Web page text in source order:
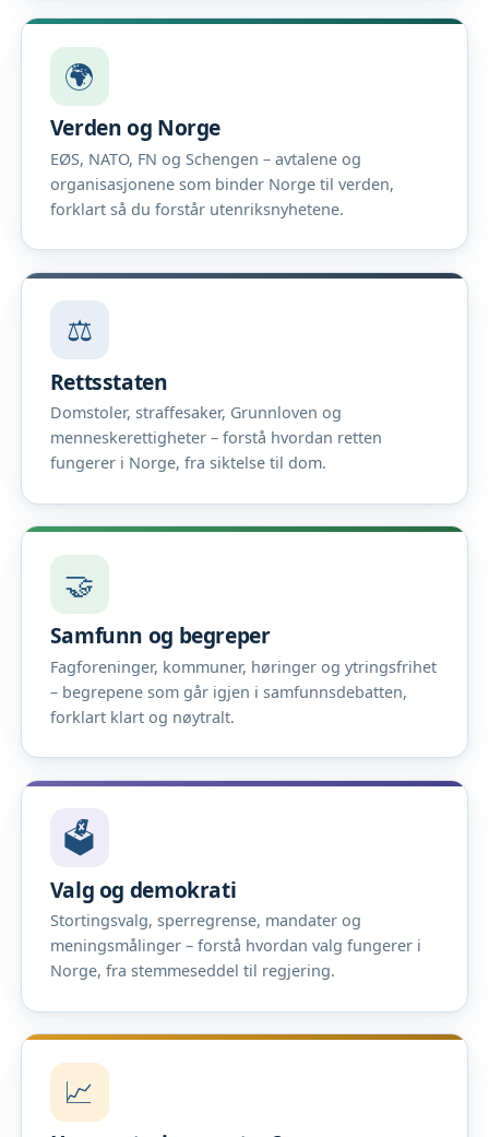
🌍
Verden og Norge
EØS, NATO, FN og Schengen – avtalene og
organisasjonene som binder Norge til verden,
forklart så du forstår utenriksnyhetene.
⚖️
Rettsstaten
Domstoler, straffesaker, Grunnloven og
menneskerettigheter – forstå hvordan retten
fungerer i Norge, fra siktelse til dom.
🤝
Samfunn og begreper
Fagforeninger, kommuner, høringer og ytringsfrihet
– begrepene som går igjen i samfunnsdebatten,
forklart klart og nøytralt.
🗳️
Valg og demokrati
Stortingsvalg, sperregrense, mandater og
meningsmålinger – forstå hvordan valg fungerer i
Norge, fra stemmeseddel til regjering.
📈